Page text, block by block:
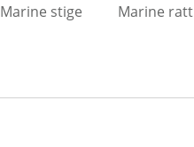
Marine stige Marine ratt